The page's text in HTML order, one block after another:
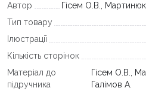
Автор
Гісем О.В.,
Тип товару
Ілюстрації
Кількість сторінок
Матеріал до
підручника
Гісем О.В.,
Галімов А.